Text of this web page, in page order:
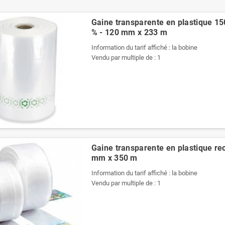
Gaine transparente en plastique
% - 120 mm x 233 m
Information du tarif affiché : la bobine
Vendu par multiple de : 1
Gaine transparente en plastique
mm x 350 m
Information du tarif affiché : la bobine
Vendu par multiple de : 1